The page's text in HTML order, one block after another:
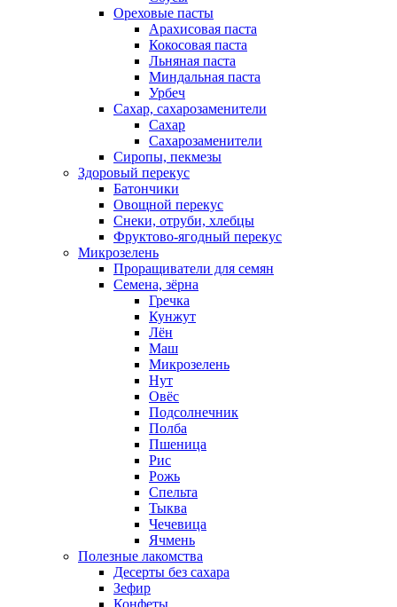
Ореховые пасты
Арахисовая паста
Кокосовая паста
Льняная паста
Миндальная паста
Урбеч
Сахар, сахарозаменители
Сахар
Сахарозаменители
Сиропы, пекмезы
Здоровый перекус
Батончики
Овощной перекус
Снеки, отруби, хлебцы
Фруктово-ягодный перекус
Микрозелень
Проращиватели для семян
Семена, зёрна
Гречка
Кунжут
Лён
Маш
Микрозелень
Нут
Овёс
Подсолнечник
Полба
Пшеница
Рис
Рожь
Спельта
Тыква
Чечевица
Ячмень
Полезные лакомства
Десерты без сахара
Зефир
Конфеты